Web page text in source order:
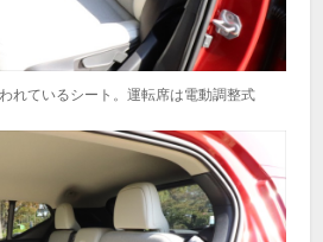
れているシート。運転席は電動調整式